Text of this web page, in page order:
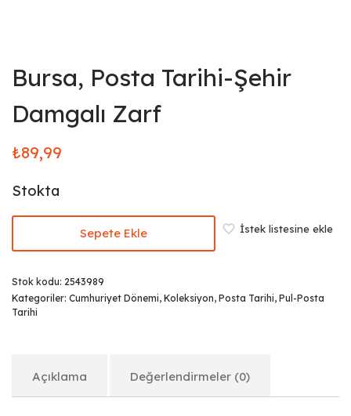
Bursa, Posta Tarihi-Şehir
Damgalı Zarf
₺89,99
Stokta
Sepete Ekle İstek listesine ekle
Stok kodu: 2543989
Kategoriler: Cumhuriyet Dönemi, Koleksiyon, Posta Tarihi, Pul-Posta
Tarihi
Açıklama Değerlendirmeler (0)